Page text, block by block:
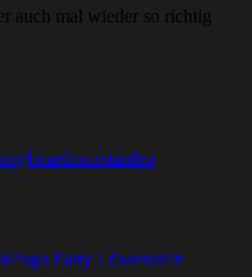
auch mal wieder so richtig
racestaufen
Pogo Party Löwenstein